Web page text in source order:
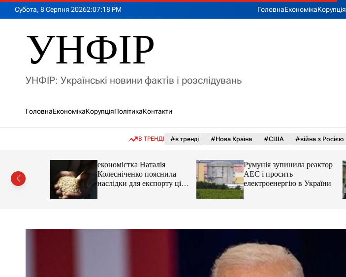
Субота, 8 Серпня 20262:07:20 PM ГоловнаЕкономікаКорупція
УНФІР
УНФІР: Українські новини фактів і розслідувань
ГоловнаЕкономікаКорупціяПолітикаКонтакти
В ТРЕНДІ #в тренді #Нова Країна #США #війна з Росією
економістка Наталія
Колесніченко пояснила
наслідки для експорту цін і
курсу
Румунія зупинила реактор
АЕС і просить
електроенергію в України